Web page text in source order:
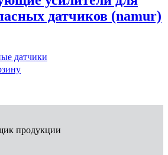
датчиков (namur)
датчики
продукции